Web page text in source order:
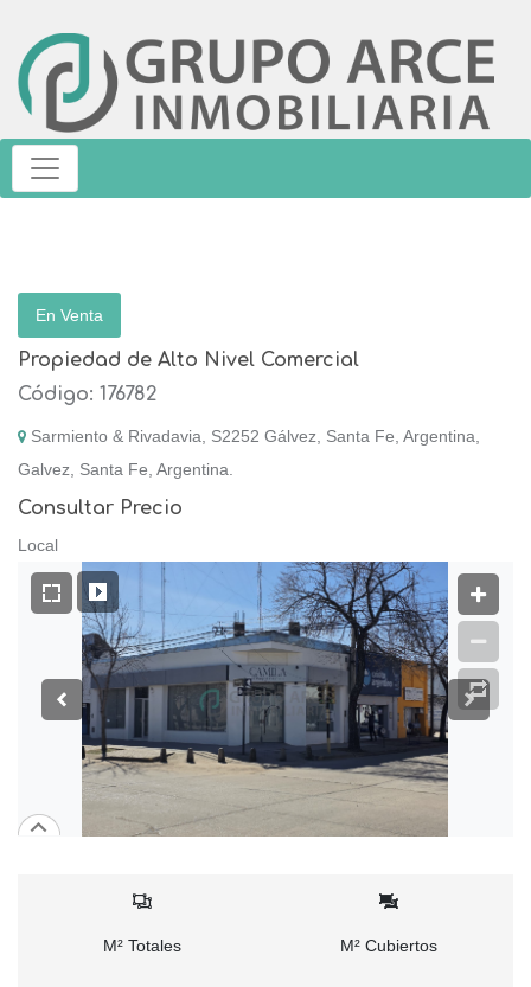
En Venta
Propiedad de Alto Nivel Comercial
Código: 176782
Sarmiento & Rivadavia, S2252 Gálvez, Santa Fe, Argentina,
Galvez, Santa Fe, Argentina.
Consultar Precio
Local
M² Totales M² Cubiertos